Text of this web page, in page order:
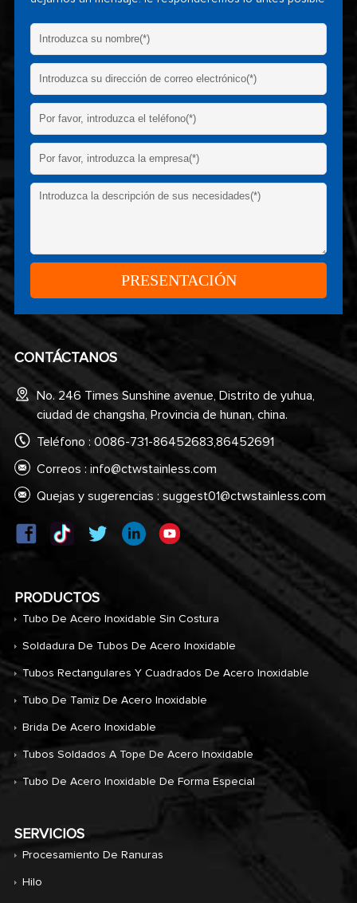
CONTÁCTANOS
No. 246 Times Sunshine avenue, Distrito de yuhua,
ciudad de changsha, Provincia de hunan, china.
Teléfono : 0086-731-86452683,86452691
Correos : info@ctwstainless.com
Quejas y sugerencias : suggest01@ctwstainless.com
PRODUCTOS
Tubo De Acero Inoxidable Sin Costura
Soldadura De Tubos De Acero Inoxidable
Tubos Rectangulares Y Cuadrados De Acero Inoxidable
Tubo De Tamiz De Acero Inoxidable
Brida De Acero Inoxidable
Tubos Soldados A Tope De Acero Inoxidable
Tubo De Acero Inoxidable De Forma Especial
SERVICIOS
Procesamiento De Ranuras
Hilo